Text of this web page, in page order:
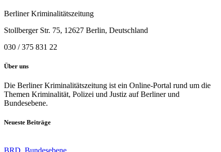
Berliner Kriminalitätszeitung
Stollberger Str. 75, 12627 Berlin, Deutschland
030 / 375 831 22
Über uns
Die Berliner Kriminalitätszeitung ist ein Online-Portal rund um die
Themen Kriminalität, Polizei und Justiz auf Berliner und
Bundesebene.
Neueste Beiträge